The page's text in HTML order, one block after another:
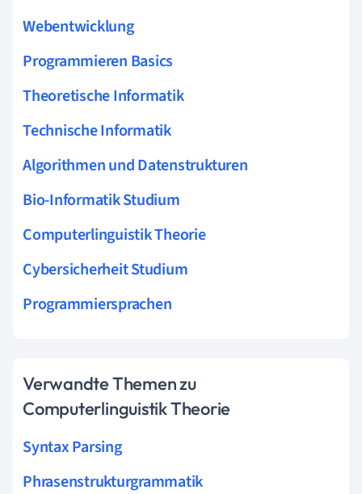
Webentwicklung
Programmieren Basics
Theoretische Informatik
Technische Informatik
Algorithmen und Datenstrukturen
Bio-Informatik Studium
Computerlinguistik Theorie
Cybersicherheit Studium
Programmiersprachen
Verwandte Themen zu
Computerlinguistik Theorie
Syntax Parsing
Phrasenstrukturgrammatik